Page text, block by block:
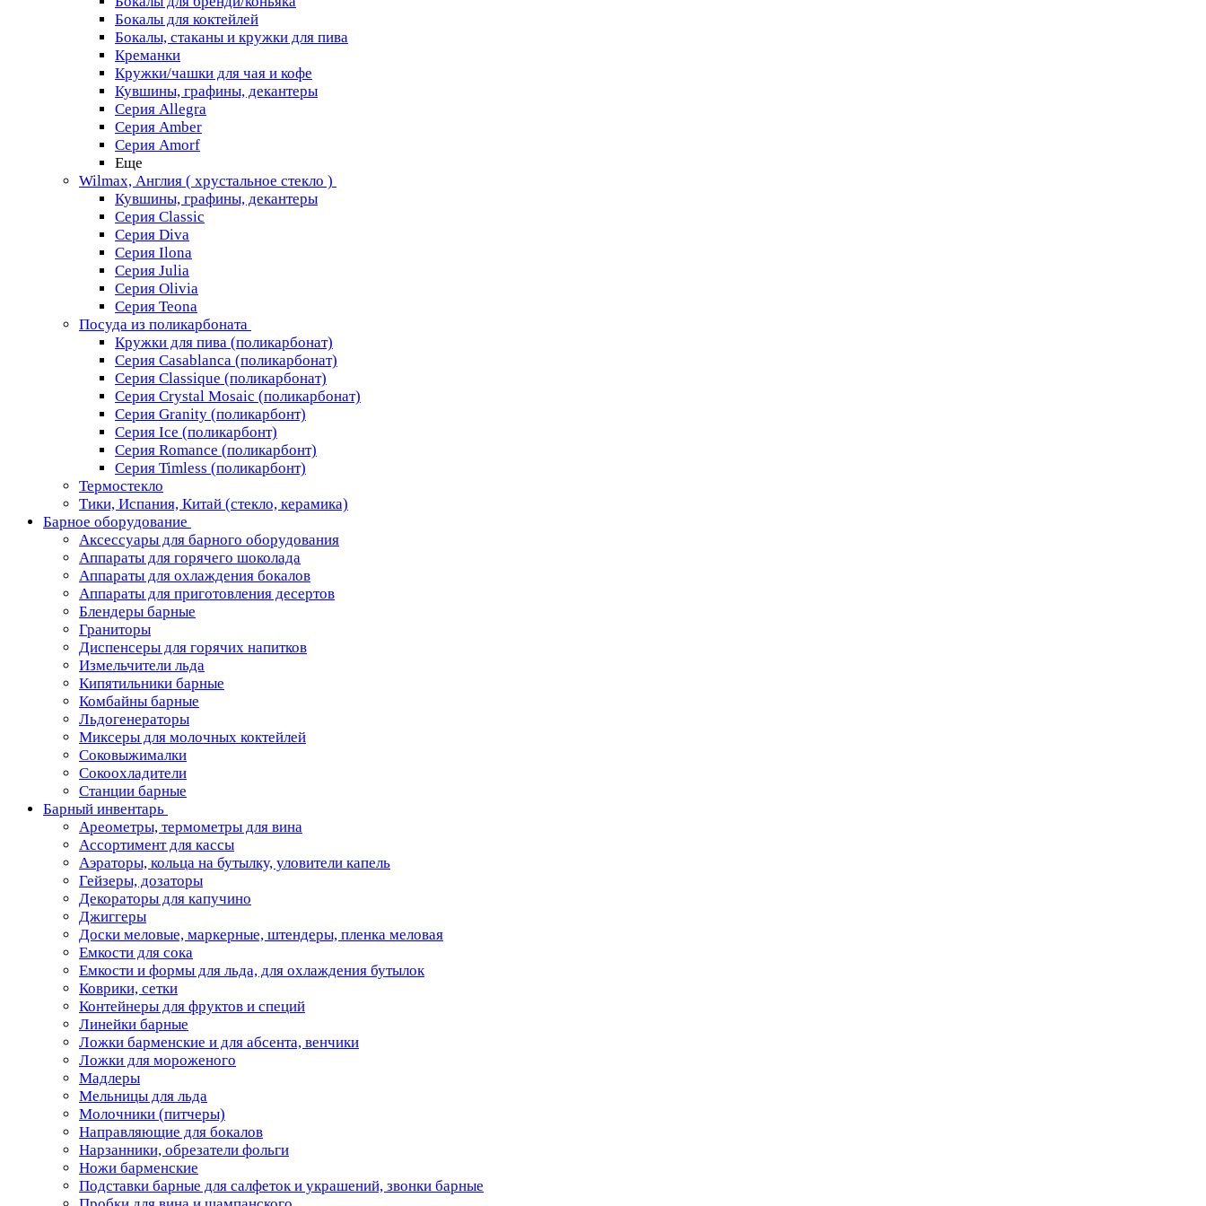
Бокалы для коктейлей
Бокалы, стаканы и кружки для пива
Креманки
Кружки/чашки для чая и кофе
Кувшины, графины, декантеры
Серия Allegra
Серия Amber
Серия Amorf
Еще
Wilmax, Англия ( хрустальное стекло )
Кувшины, графины, декантеры
Серия Classic
Серия Diva
Серия Ilona
Серия Julia
Серия Olivia
Серия Teona
Посуда из поликарбоната
Кружки для пива (поликарбонат)
Серия Casablanсa (поликарбонат)
Серия Classique (поликарбонат)
Серия Crystal Mosaic (поликарбонат)
Серия Granity (поликарбонт)
Серия Ice (поликарбонт)
Серия Romance (поликарбонт)
Серия Timless (поликарбонт)
Термостекло
Тики, Испания, Китай (стекло, керамика)
Барное оборудование
Аксессуары для барного оборудования
Аппараты для горячего шоколада
Аппараты для охлаждения бокалов
Аппараты для приготовления десертов
Блендеры барные
Граниторы
Диспенсеры для горячих напитков
Измельчители льда
Кипятильники барные
Комбайны барные
Льдогенераторы
Миксеры для молочных коктейлей
Соковыжималки
Сокоохладители
Станции барные
Барный инвентарь
Ареометры, термометры для вина
Ассортимент для кассы
Аэраторы, кольца на бутылку, уловители капель
Гейзеры, дозаторы
Декораторы для капучино
Джиггеры
Доски меловые, маркерные, штендеры, пленка меловая
Емкости для сока
Емкости и формы для льда, для охлаждения бутылок
Коврики, сетки
Контейнеры для фруктов и специй
Линейки барные
Ложки барменские и для абсента, венчики
Ложки для мороженого
Мадлеры
Мельницы для льда
Молочники (питчеры)
Направляющие для бокалов
Нарзанники, обрезатели фольги
Ножи барменские
Подставки барные для салфеток и украшений, звонки барные